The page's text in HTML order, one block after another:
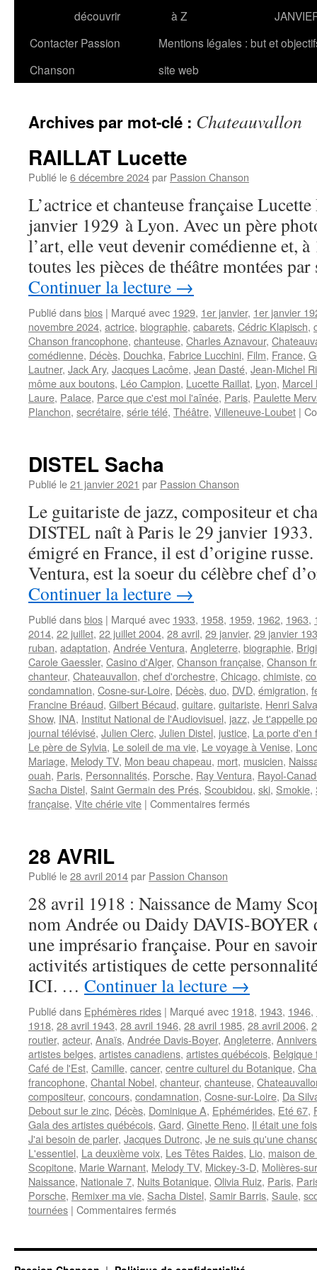
découvrir
à Z
Contacter Passion
Chanson
Mentions légales : but et
site web
Archives par mot-clé : Chateauvallon
RAILLAT Lucette
Publié le6 décembre 2024par Passion Chanson
L’actrice et chanteuse française
janvier 1929 à Lyon. Avec un père
l’art, elle veut devenir comédienne et,
toutes les pièces de théâtre montées
Continuer la lecture →
Publié dansbios | Marqué avec 1929, 1er janvier, 1er janvier
novembre 2024, actrice, biographie, cabarets, Cédric Klapisch,
Chanson francophone, chanteuse, Charles Aznavour,
comédienne, Décès, Douchka, Fabrice Lucchini, Film, France,
Lautner, Jack Ary, Jacques Lacôme, Jean Dasté, Jean-Michel
môme aux boutons, Léo Campion, Lucette Raillat, Lyon, Marcel
Laure, Palace, Parce que c'est moi l'aînée, Paris, Paulette
Planchon, secrétaire, série télé, Théâtre, Villeneuve-Loubet |
DISTEL Sacha
Publié le21 janvier 2021 par Passion Chanson
Le guitariste de jazz, compositeur et
DISTEL naît à Paris le 29 janvier 1933.
émigré en France, il est d’origine
Ventura, est la soeur du célèbre chef
Continuer la lecture →
Publié dansbios | Marqué avec 1933, 1958, 1959, 1962, 1963,
2014, 22 juillet, 22 juillet 2004, 28 avril, 29 janvier, 29 janvier
ruban, adaptation, Andrée Ventura, Angleterre, biographie,
Carole Gaessler, Casino d'Alger, Chanson française, Chanson
chanteur, Chateauvallon, chef d'orchestre, Chicago, chimiste,
condamnation, Cosne-sur-Loire, Décès, duo, DVD, émigration,
Francine Bréaud, Gilbert Bécaud, guitare, guitariste, Henri
Show, INA, Institut National de l'Audiovisuel, jazz, Je t'appelle
journal télévisé, Julien Clerc, Julien Distel, justice, La porte d'en
Le père de Sylvia, Le soleil de ma vie, Le voyage à Venise,
Mariage, Melody TV, Mon beau chapeau, mort, musicien,
ouah, Paris, Personnalités, Porsche, Ray Ventura, Rayol-
Sacha Distel, Saint Germain des Prés, Scoubidou, ski, Smokie,
française, Vite chérie vite | Commentaires ferméssur
28 AVRIL
Publié le28 avril 2014par Passion Chanson
28 avril 1918 : Naissance de Mamy
nom Andrée ou Daidy DAVIS-BOYER
une imprésario française. Pour en
activités artistiques de cette
ICI. … Continuer la lecture →
Publié dans Ephémères rides | Marqué avec 1918, 1943, 1946,
1918, 28 avril 1943, 28 avril 1946, 28 avril 1985, 28 avril 2006,
routier, acteur, Anaïs, Andrée Davis-Boyer, Angleterre,
artistes belges, artistes canadiens, artistes québécois, Belgique
Café de l'Est, Camille, cancer, centre culturel du Botanique,
francophone, Chantal Nobel, chanteur, chanteuse,
compositeur, concours, condamnation, Cosne-sur-Loire, Da
Debout sur le zinc, Décès, Dominique A, Ephémérides, Eté 67,
Gala des artistes québécois, Gard, Ginette Reno, Il était une fois
J'ai besoin de parler, Jacques Dutronc, Je ne suis qu'une
L'essentiel, La deuxième voix, Les Têtes Raides, Lio, maison
Scopitone, Marie Warnant, Melody TV, Mickey-3-D, Molières-
Naissance, Nationale 7, Nuits Botanique, Olivia Ruiz, Paris,
Porsche, Remixer ma vie, Sacha Distel, Samir Barris, Saule,
tournées | Commentaires ferméssur